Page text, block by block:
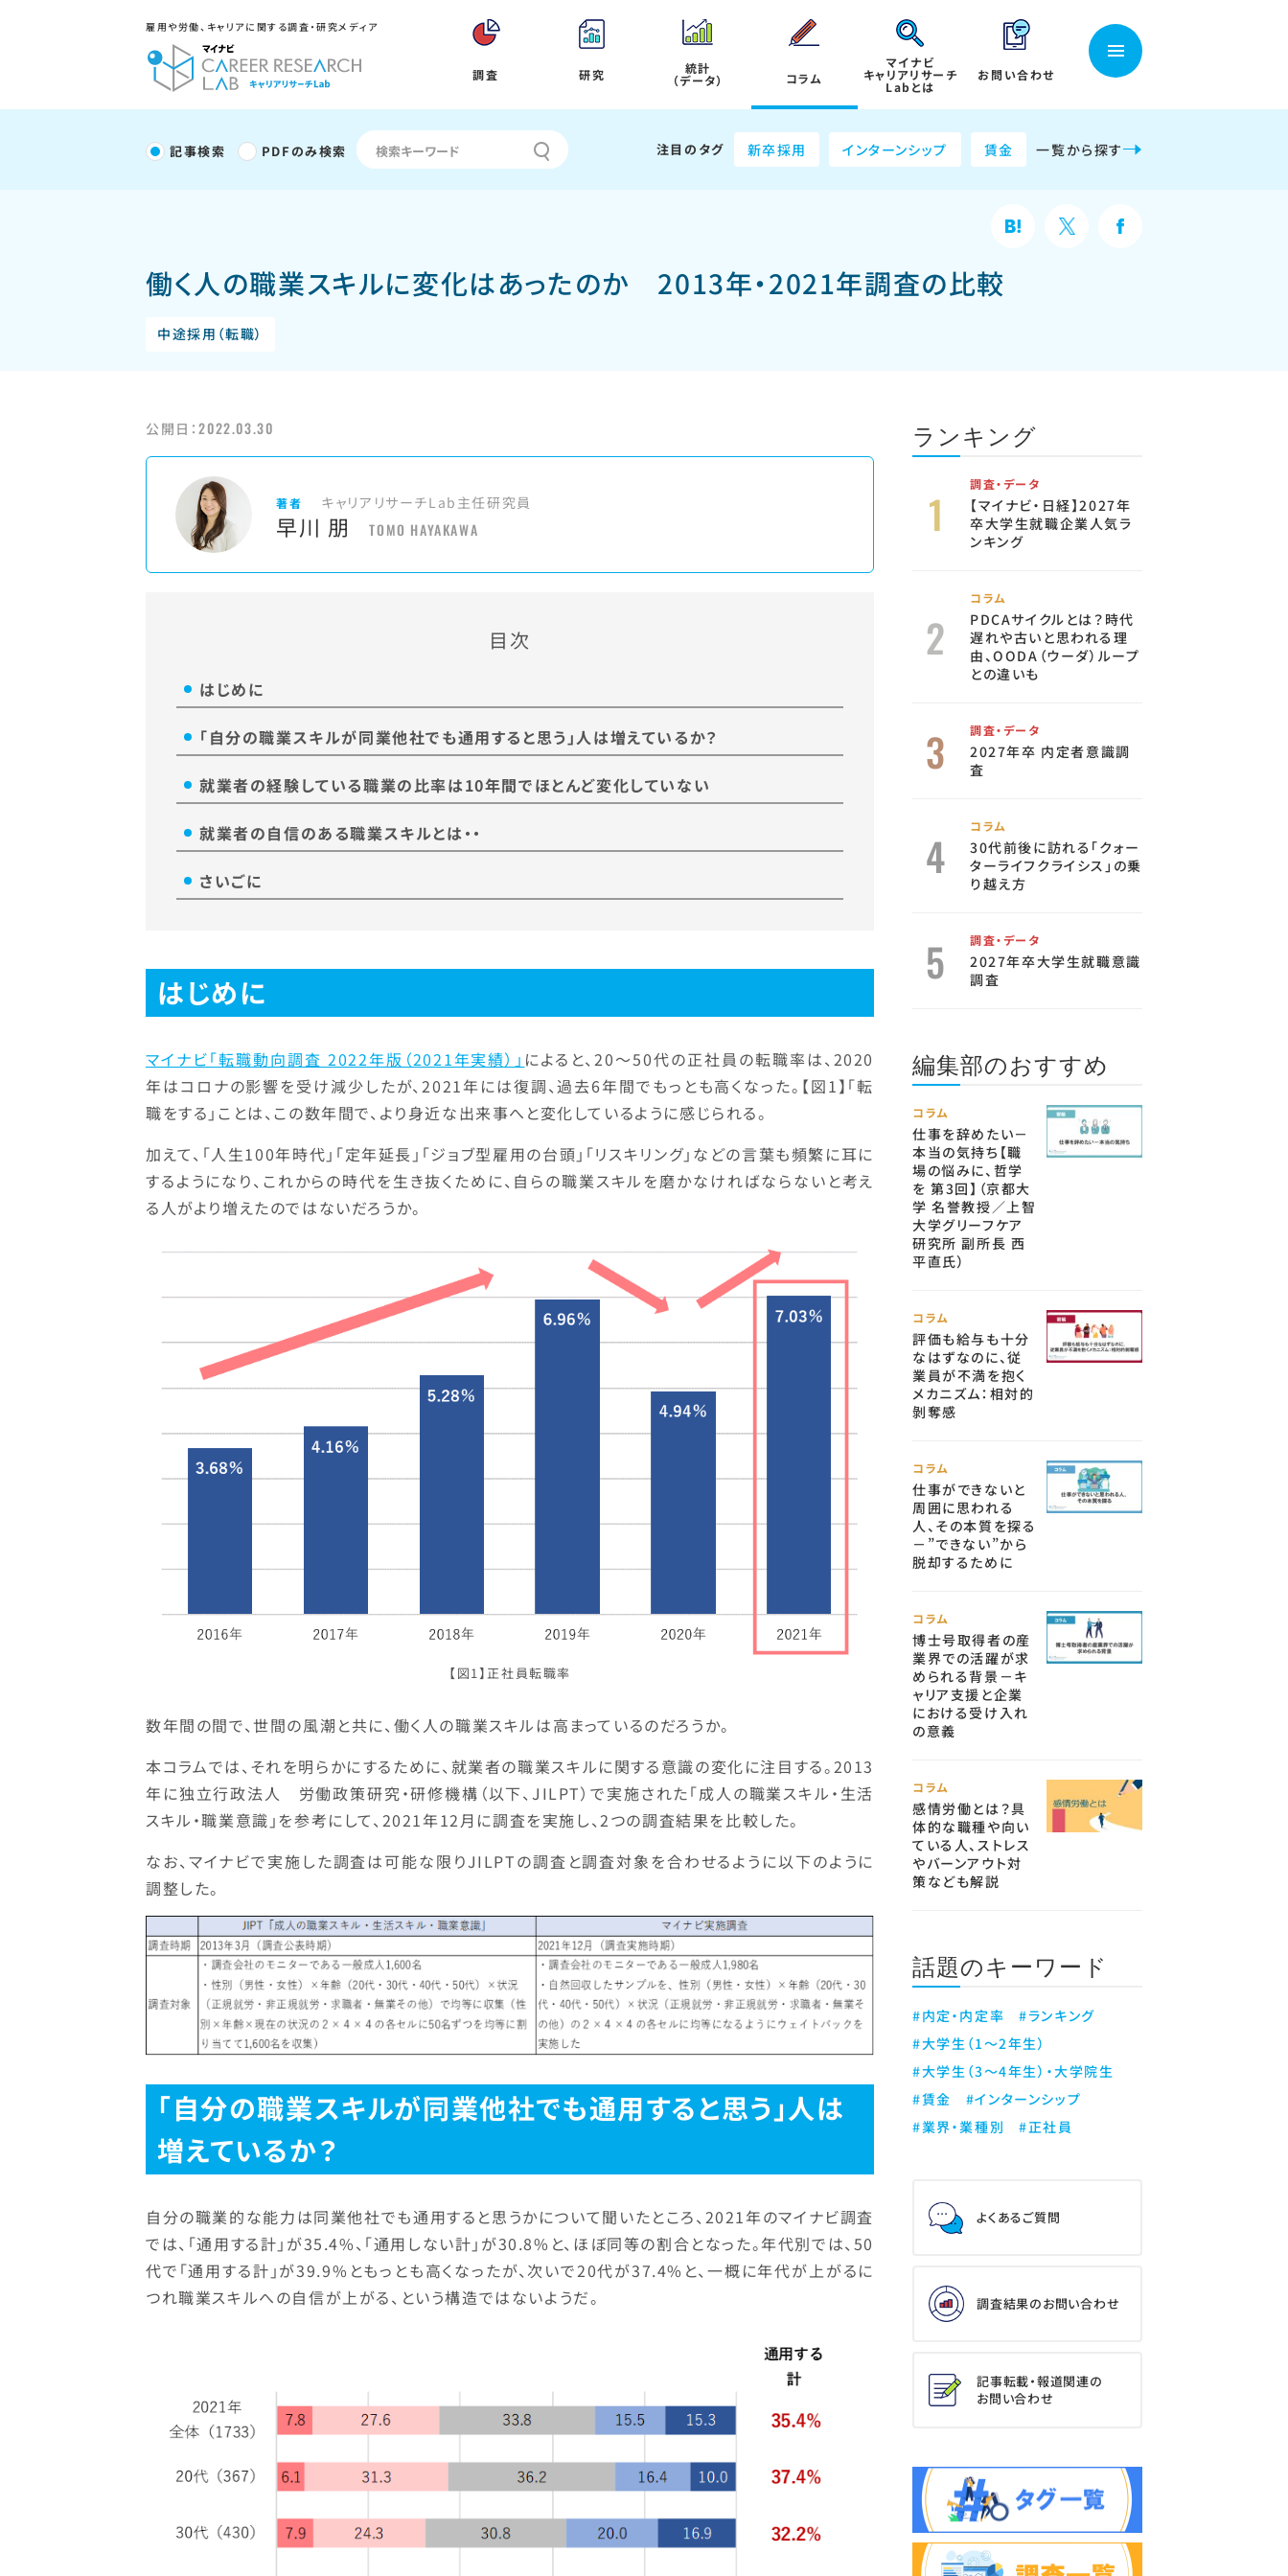
雇用や労働、キャリアに関する調査・研究メディア
調査 研究 統計
（データ） コラム
マイナビ
キャリアリサーチ
Labとは
お問い合わせ
記事検索 PDFのみ検索 注目のタグ 新卒採用 インターンシップ 賃金 一覧から探す
働く人の職業スキルに変化はあったのか 2013年・2021年調査の比較
中途採用（転職）
公開日：2022.03.30
著者 キャリアリサーチLab主任研究員
早川 朋 TOMO HAYAKAWA
目次
はじめに
「自分の職業スキルが同業他社でも通用すると思う」人は増えているか？
就業者の経験している職業の比率は10年間でほとんど変化していない
就業者の自信のある職業スキルとは・・
さいごに
はじめに
マイナビ「転職動向調査 2022年版（2021年実績）」 によると、20～50代の正社員の転職率は、2020
年はコロナの影響を受け減少したが、2021年には復調、過去6年間でもっとも高くなった。【図1】「転
職をする」ことは、この数年間で、より身近な出来事へと変化しているように感じられる。
加えて、「人生100年時代」「定年延長」「ジョブ型雇用の台頭」「リスキリング」などの言葉も頻繁に耳に
するようになり、これからの時代を生き抜くために、自らの職業スキルを磨かなければならないと考え
る人がより増えたのではないだろうか。
【図1】正社員転職率
数年間の間で、世間の風潮と共に、働く人の職業スキルは高まっているのだろうか。
本コラムでは、それを明らかにするために、就業者の職業スキルに関する意識の変化に注目する。2013
年に独立行政法人 労働政策研究・研修機構（以下、JILPT）で実施された「成人の職業スキル・生活
スキル・職業意識」を参考にして、2021年12月に調査を実施し、2つの調査結果を比較した。
なお、マイナビで実施した調査は可能な限りJILPTの調査と調査対象を合わせるように以下のように
調整した。
「自分の職業スキルが同業他社でも通用すると思う」人は
増えているか？
自分の職業的な能力は同業他社でも通用すると思うかについて聞いたところ、2021年のマイナビ調査
では、「通用する計」が35.4%、「通用しない計」が30.8%と、ほぼ同等の割合となった。年代別では、50
代で「通用する計」が39.9%ともっとも高くなったが、次いで20代が37.4%と、一概に年代が上がるに
つれ職業スキルへの自信が上がる、という構造ではないようだ。
ランキング
調査・データ
【マイナビ・日経】2027年
卒大学生就職企業人気ラ
ンキング
コラム
PDCAサイクルとは？時代
遅れや古いと思われる理
由、OODA（ウーダ）ループ
との違いも
調査・データ
2027年卒 内定者意識調
査
コラム
30代前後に訪れる「クォー
ターライフクライシス」の乗
り越え方
調査・データ
2027年卒大学生就職意識
調査
編集部のおすすめ
コラム
仕事を辞めたい－
本当の気持ち【職
場の悩みに、哲学
を 第3回】（京都大
学 名誉教授／上智
大学グリーフケア
研究所 副所長 西
平直氏）
コラム
評価も給与も十分
なはずなのに、従
業員が不満を抱く
メカニズム：相対的
剝奪感
コラム
仕事ができないと
周囲に思われる
人、その本質を探る
－”できない”から
脱却するために
コラム
博士号取得者の産
業界での活躍が求
められる背景－キ
ャリア支援と企業
における受け入れ
の意義
コラム
感情労働とは？具
体的な職種や向い
ている人、ストレス
やバーンアウト対
策なども解説
話題のキーワード
#内定・内定率
#ランキング
#大学生（1～2年生）
#大学生（3～4年生）・大学院生
#賃金
#インターンシップ
#業界・業種別
#正社員
よくあるご質問
調査結果のお問い合わせ
記事転載・報道関連の
お問い合わせ